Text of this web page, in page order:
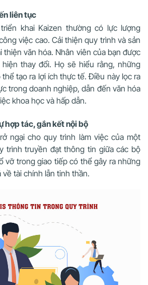
liên tục
khai Kaizen thường có lực lượng
việc cao. Cải thiện quy trình và sản
thiện văn hóa. Nhân viên của bạn được
thay đổi. Họ sẽ hiểu rằng, những
tạo ra lợi ích thực tế. Điều này lọc ra
trong doanh nghiệp, dẫn đến văn hóa
khoa học và hấp dẫn.
hợp tác, gắn kết nội bộ
ngại cho quy trình làm việc của một
trình truyền đạt thông tin giữa các bộ
vỡ trong giao tiếp có thể gây ra những
tài chính lẫn tinh thần.